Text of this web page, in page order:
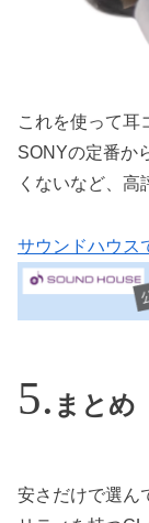
これを使って耳
SONYの定番か
くないなど、高
サウンドハウス
まとめ
安さだけで選ん